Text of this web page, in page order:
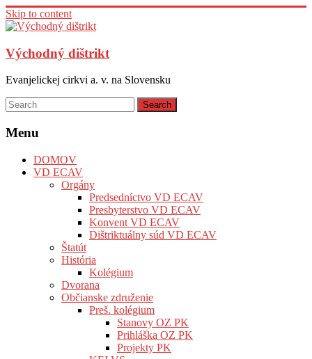
Skip to content
Východný dištrikt
Evanjelickej cirkvi a. v. na Slovensku
Menu
DOMOV
VD ECAV
Orgány
Predsedníctvo VD ECAV
Presbyterstvo VD ECAV
Konvent VD ECAV
Dištriktuálny súd VD ECAV
Štatút
História
Kolégium
Dvorana
Občianske združenie
Preš. kolégium
Stanovy OZ PK
Prihláška OZ PK
Projekty PK